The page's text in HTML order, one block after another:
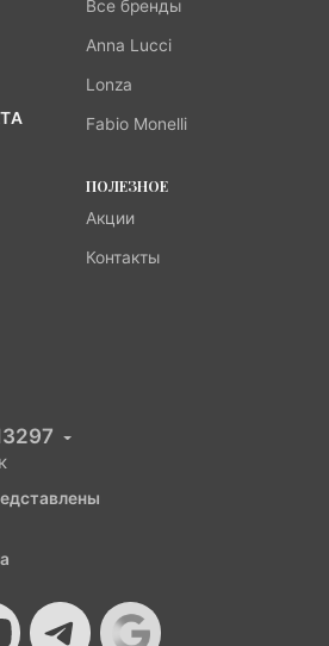
Все бренды
Anna Lucci
Lonza
Fabio Monelli
ПОЛЕЗНОЕ
Акции
Контакты